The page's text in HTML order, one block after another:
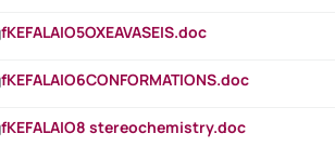
fKEFALAIO5OXEAVASEIS.doc
fKEFALAIO6CONFORMATIONS.doc
fKEFALAIO8 stereochemistry.doc